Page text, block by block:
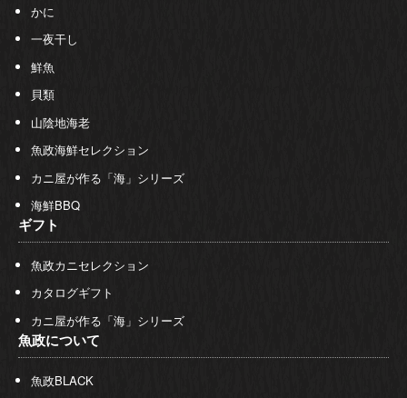
かに
一夜干し
鮮魚
貝類
山陰地海老
魚政海鮮セレクション
カニ屋が作る「海」シリーズ
海鮮BBQ
ギフト
魚政カニセレクション
カタログギフト
カニ屋が作る「海」シリーズ
魚政について
魚政BLACK